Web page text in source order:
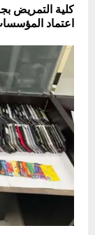
كلية التمريض
اعتماد